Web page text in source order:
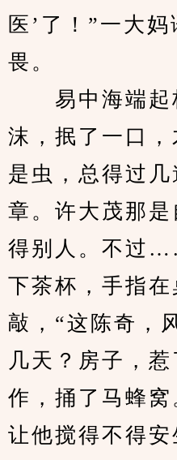
医’了！”一大
畏。
易中海端起
沫，抿了一口
是虫，总得过
章。许大茂那
得别人。不过
下茶杯，手指
敲，“这陈奇，
几天？房子，
作，捅了马蜂
让他搅得不得